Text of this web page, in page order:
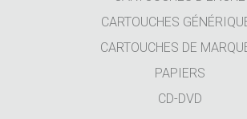
CARTOUCHES
CARTOUCHES DE
PAPIERS
CD-DVD